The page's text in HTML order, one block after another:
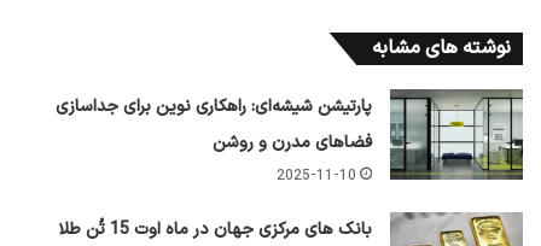
نوشته های مشابه
پارتیشن شیشه‌ای: راهکاری نوین برای جداسازی
فضاهای مدرن و روشن
2025-11-10
بانک های مرکزی جهان در ماه اوت 15 تُن طلا